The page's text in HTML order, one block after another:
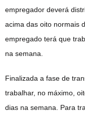
empregador deverá
acima das oito normais
empregado terá que
na semana.
Finalizada a fase de
trabalhar, no máximo,
dias na semana. Para